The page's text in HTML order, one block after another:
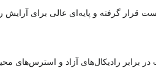
گرفته و پایه‌ای عالی برای آرایش
برابر رادیکال‌های آزاد و